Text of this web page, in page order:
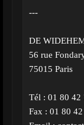
---
DE
56 rue
75015 Paris
Tél : 01 80 42
Fax : 01 80